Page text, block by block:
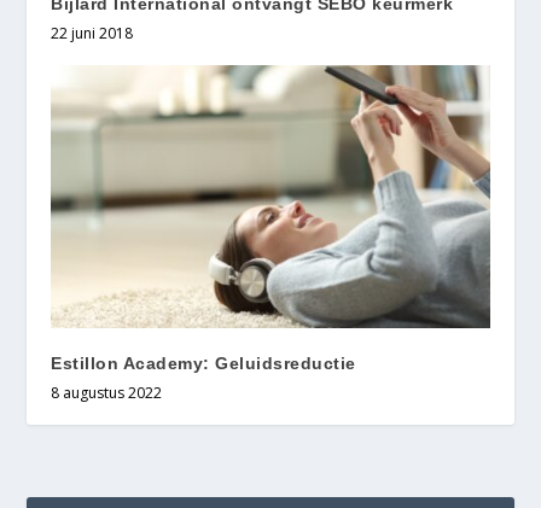
22 juni 2018
Estillon Academy: Geluidsreductie
8 augustus 2022